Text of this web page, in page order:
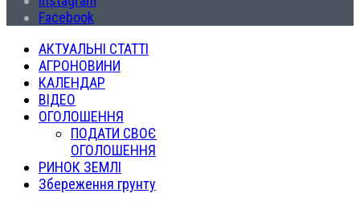
Facebook
АКТУАЛЬНІ СТАТТІ
АГРОНОВИНИ
КАЛЕНДАР
ВІДЕО
ОГОЛОШЕННЯ
ПОДАТИ СВОЄ
ОГОЛОШЕННЯ
РИНОК ЗЕМЛІ
Збереження грунту